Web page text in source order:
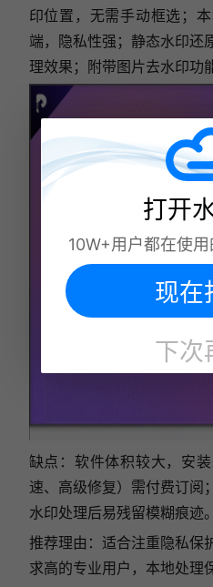
印位置，无需手动框选；
端，隐私性强；静态水印还
理效果；附带图片去水印功
缺点：软件体积较大，安
速、高级修复）需付费订阅
水印处理后易残留模糊痕迹。
推荐理由：适合注重隐私保
求高的专业用户，本地处理
打开
10W+用户都在使
现在
下次